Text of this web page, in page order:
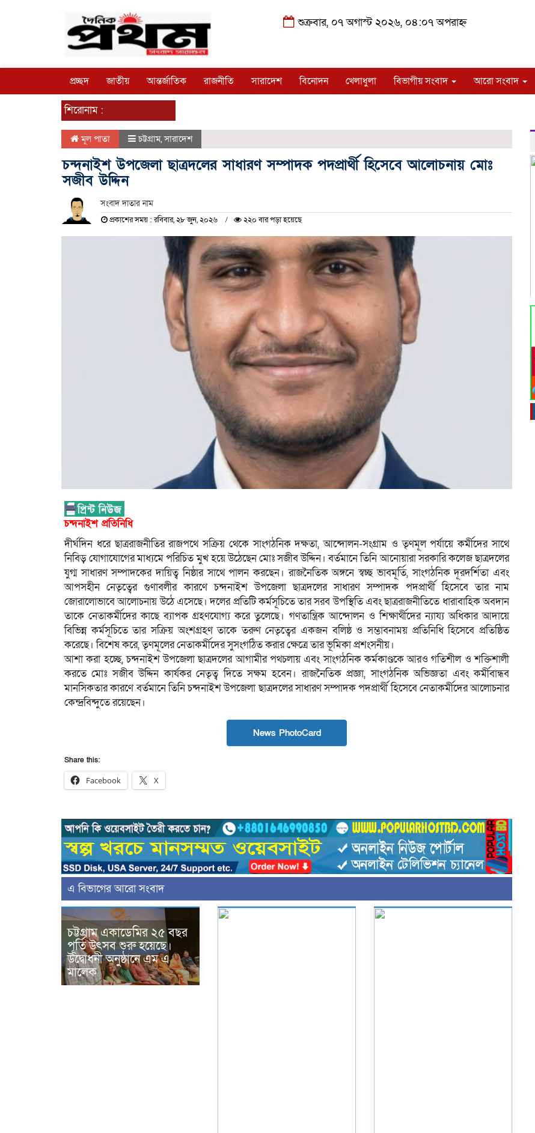
শুক্রবার, ০৭ অগাস্ট ২০২৬, ০৪:০৭ অপরাহ্ন
প্রচ্ছদ জাতীয় আন্তর্জাতিক রাজনীতি সারাদেশ বিনোদন খেলাধুলা বিভাগীয় সংবাদ আরো সংবাদ
শিরোনাম :
মূল পাতা চট্টগ্রাম,সারাদেশ
চন্দনাইশ উপজেলা ছাত্রদলের সাধারণ সম্পাদক পদপ্রার্থী হিসেবে আলোচনায় মোঃ
সজীব উদ্দিন
সংবাদ দাতার নাম
প্রকাশের সময় : রবিবার, ২৮ জুন, ২০২৬ ২২০ বার পড়া হয়েছে
চন্দনাইশ প্রতিনিধি
​দীর্ঘদিন ধরে ছাত্ররাজনীতির রাজপথে সক্রিয় থেকে সাংগঠনিক দক্ষতা, আন্দোলন-সংগ্রাম ও তৃণমূল পর্যায়ে কর্মীদের সাথে
নিবিড় যোগাযোগের মাধ্যমে পরিচিত মুখ হয়ে উঠেছেন মোঃ সজীব উদ্দিন। বর্তমানে তিনি আনোয়ারা সরকারি কলেজ ছাত্রদলের
যুগ্ম সাধারণ সম্পাদকের দায়িত্ব নিষ্ঠার সাথে পালন করছেন। রাজনৈতিক অঙ্গনে স্বচ্ছ ভাবমূর্তি, সাংগঠনিক দূরদর্শিতা এবং
আপসহীন নেতৃত্বের গুণাবলীর কারণে চন্দনাইশ উপজেলা ছাত্রদলের সাধারণ সম্পাদক পদপ্রার্থী হিসেবে তার নাম
জোরালোভাবে আলোচনায় উঠে এসেছে। দলের প্রতিটি কর্মসূচিতে তার সরব উপস্থিতি এবং ছাত্ররাজনীতিতে ধারাবাহিক অবদান
তাকে নেতাকর্মীদের কাছে ব্যাপক গ্রহণযোগ্য করে তুলেছে। গণতান্ত্রিক আন্দোলন ও শিক্ষার্থীদের ন্যায্য অধিকার আদায়ে
বিভিন্ন কর্মসূচিতে তার সক্রিয় অংশগ্রহণ তাকে তরুণ নেতৃত্বের একজন বলিষ্ঠ ও সম্ভাবনাময় প্রতিনিধি হিসেবে প্রতিষ্ঠিত
করেছে। বিশেষ করে, তৃণমূলের নেতাকর্মীদের সুসংগঠিত করার ক্ষেত্রে তার ভূমিকা প্রশংসনীয়।
​আশা করা হচ্ছে, চন্দনাইশ উপজেলা ছাত্রদলের আগামীর পথচলায় এবং সাংগঠনিক কর্মকাণ্ডকে আরও গতিশীল ও শক্তিশালী
করতে মোঃ সজীব উদ্দিন কার্যকর নেতৃত্ব দিতে সক্ষম হবেন। রাজনৈতিক প্রজ্ঞা, সাংগঠনিক অভিজ্ঞতা এবং কর্মীবান্ধব
মানসিকতার কারণে বর্তমানে তিনি চন্দনাইশ উপজেলা ছাত্রদলের সাধারণ সম্পাদক পদপ্রার্থী হিসেবে নেতাকর্মীদের আলোচনার
কেন্দ্রবিন্দুতে রয়েছেন।
News PhotoCard
Share this:
Facebook X
এ বিভাগের আরো সংবাদ
চট্টগ্রাম একাডেমির ২৫ বছর
পূর্তি উৎসব শুরু হয়েছে।
উদ্বোধনী অনুষ্ঠানে এম এ
মালেক